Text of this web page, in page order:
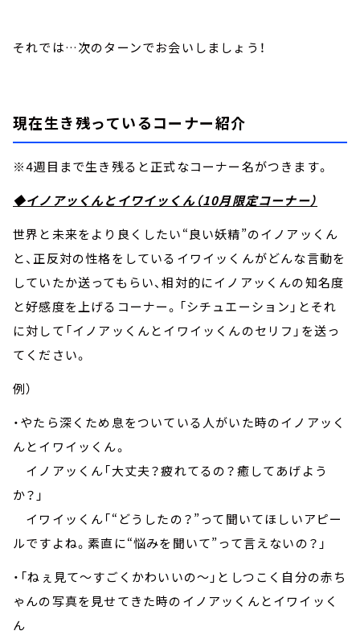
それでは…次のターンでお会いしましょう！
現在生き残っているコーナー紹介
※4週目まで生き残ると正式なコーナー名がつきます。
◆イノアッくんとイワイッくん（10月限定コーナー）
世界と未来をより良くしたい“良い妖精”のイノアッくん
と、正反対の性格をしているイワイッくんがどんな言動を
していたか送ってもらい、相対的にイノアッくんの知名度
と好感度を上げるコーナー。「シチュエーション」とそれ
に対して「イノアッくんとイワイッくんのセリフ」を送っ
てください。
例）
・やたら深くため息をついている人がいた時のイノアッく
んとイワイッくん。
イノアッくん「大丈夫？疲れてるの？癒してあげよう
か？」
イワイッくん「“どうしたの？”って聞いてほしいアピー
ルですよね。素直に“悩みを聞いて”って言えないの？」
・「ねぇ見て～すごくかわいいの～」としつこく自分の赤ち
ゃんの写真を見せてきた時のイノアッくんとイワイッく
ん